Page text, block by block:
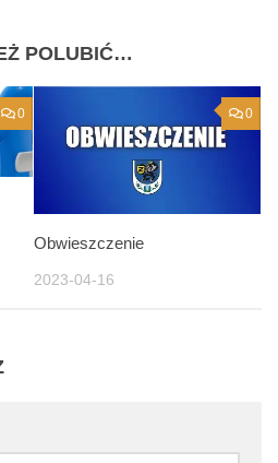
POLUBIĆ…
0 0
Obwieszczenie
2023-04-16